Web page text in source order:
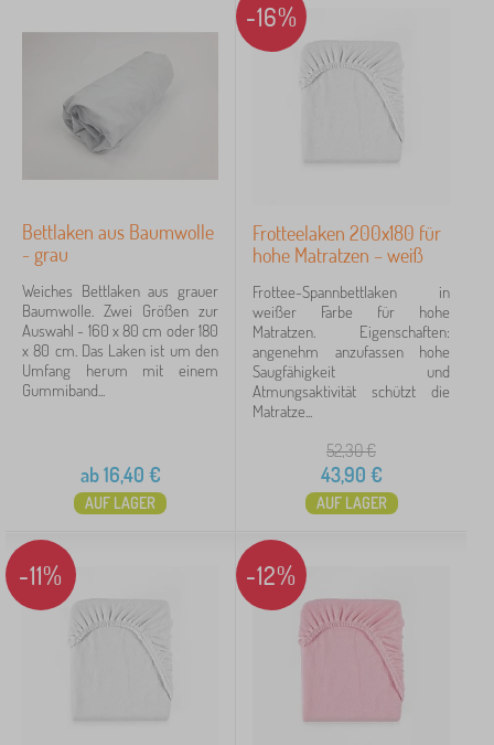
Bettlaken aus Baumwolle
- grau
Weiches Bettlaken aus grauer
Baumwolle. Zwei Größen zur
Auswahl - 160 x 80 cm oder 180
x 80 cm. Das Laken ist um den
Umfang herum mit einem
Gummiband...
ab16,40 €
AUF LAGER
-16%
Frotteelaken 200x180 für
hohe Matratzen – weiß
Frottee-Spannbettlaken in
weißer Farbe für hohe
Matratzen. Eigenschaften:
angenehm anzufassen hohe
Saugfähigkeit und
Atmungsaktivität schützt die
Matratze...
52,30€
43,90 €
AUF LAGER
-11% -12%